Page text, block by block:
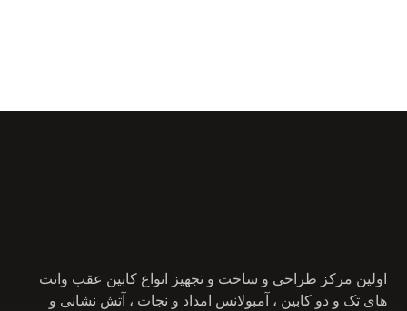
اولین مرکز طراحی و ساخت و تجهیز انواع کابین عقب وانت
های تک و دو کابین ، آمبولانس امداد و نجات ، آتش نشانی و